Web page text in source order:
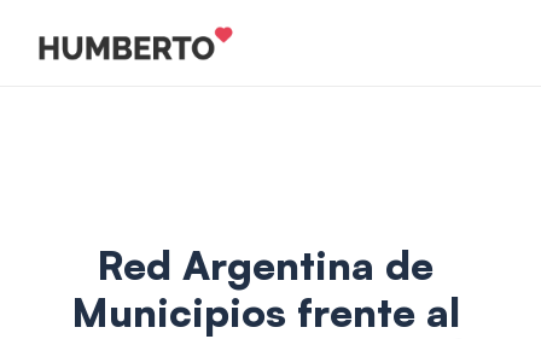
Red Argentina de
Municipios frente al